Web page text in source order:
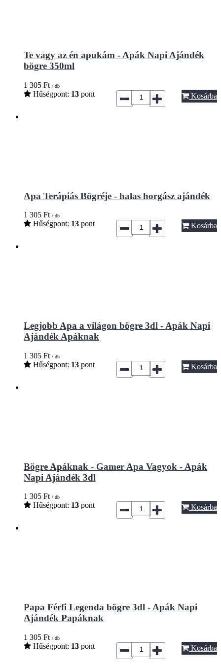
Te vagy az én apukám - Apák Napi Ajándék
bögre 350ml
1 305 Ft / db
Hűségpont: 13 pont Kosárba
Apa Terápiás Bögréje - halas horgász ajándék
1 305 Ft / db
Hűségpont: 13 pont Kosárba
Legjobb Apa a világon bögre 3dl - Apák Napi
Ajándék Apáknak
1 305 Ft / db
Hűségpont: 13 pont Kosárba
Bögre Apáknak - Gamer Apa Vagyok - Apák
Napi Ajándék 3dl
1 305 Ft / db
Hűségpont: 13 pont Kosárba
Papa Férfi Legenda bögre 3dl - Apák Napi
Ajándék Papáknak
1 305 Ft / db
Hűségpont: 13 pont Kosárba